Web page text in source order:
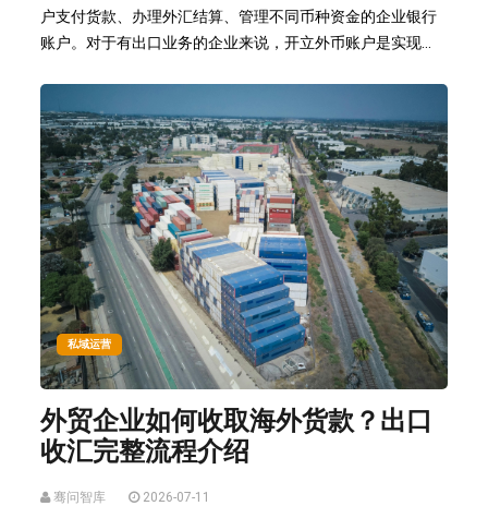
户支付货款、办理外汇结算、管理不同币种资金的企业银行
账户。对于有出口业务的企业来说，开立外币账户是实现...
私域运营
外贸企业如何收取海外货款？出口
收汇完整流程介绍
骞问智库 2026-07-11